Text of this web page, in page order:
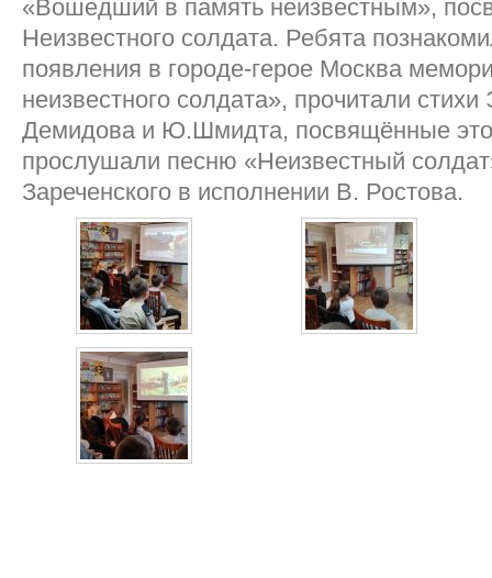
«Вошедший в память неизвестным»,
Неизвестного солдата. Ребята
появления в городе-герое Москва
неизвестного солдата», прочитали
Демидова и Ю.Шмидта, посвящённые
прослушали песню «Неизвестный
Зареченского в исполнении В. Ростова.